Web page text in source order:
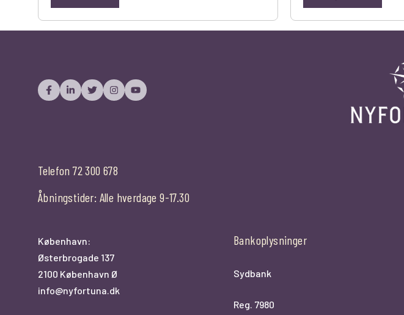
Telefon 72 300 678
Åbningstider: Alle hverdage 9-17.30
København:
Østerbrogade 137
2100 København Ø
info@nyfortuna.dk
Bankoplysninger
Sydbank
Reg. 7980